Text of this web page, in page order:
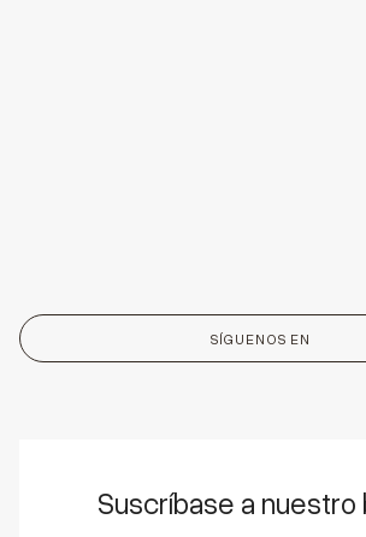
SÍGUENOS EN
Suscríbase a nuestro